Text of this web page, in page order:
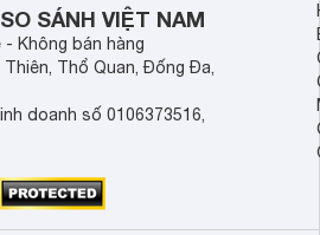
SÁNH VIỆT NAM
Không bán hàng
Thổ Quan, Đống Đa,
doanh số 0106373516,